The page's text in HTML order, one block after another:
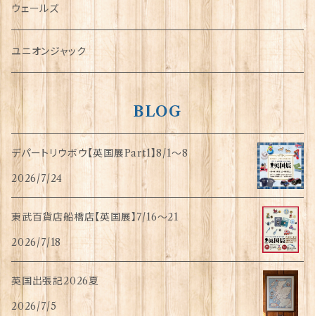
傘
指貫(シンブル)
ウェールズ
ユニオンジャック
BLOG
デパートリウボウ【英国展Part1】8/1〜8
2026/7/24
東武百貨店船橋店【英国展】7/16～21
2026/7/18
英国出張記2026夏
2026/7/5